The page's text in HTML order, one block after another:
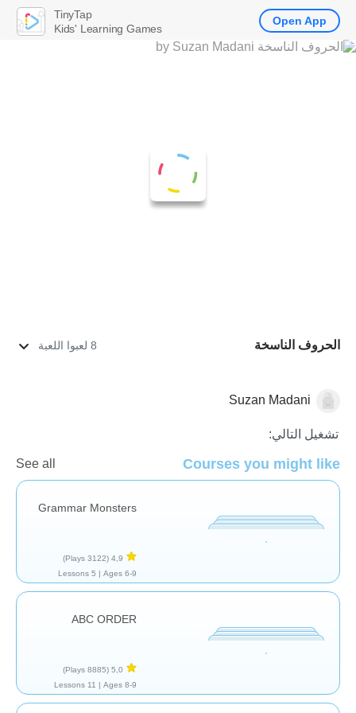
الحروف الناسخة 8 لعبوا اللعبة
اللغة العربية
Suzan Madani
تشغيل التالي:
Courses you might like
See all
Grammar Monsters
4,9
(3122 Plays)
Ages 6-9 |
5 Lessons
ABC ORDER
5,0
(8885 Plays)
Ages 8-9 |
11 Lessons
TinyTap
Kids' Learning Games
Open App